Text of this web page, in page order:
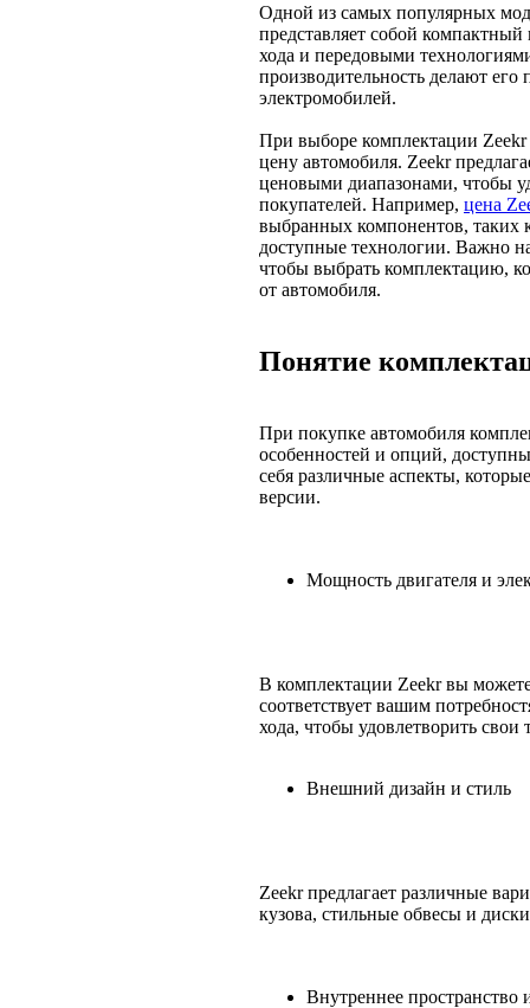
Одной из самых популярных
представляет собой
хода и передовыми
производительность делают
электромобилей.
При выборе комплектации Zeekr
цену автомобиля. Zeekr
ценовыми диапазонами, чтобы
покупателей. Например, цена
выбранных компонентов, таких
доступные технологии. Важно
чтобы выбрать комплектацию,
от автомобиля.
Понятие
При покупке автомобиля
особенностей и опций,
себя различные аспекты,
версии.
Мощность двигателя и
В комплектации Zeekr вы
соответствует вашим
хода, чтобы удовлетворить свои
Внешний дизайн и стиль
Zeekr предлагает различные
кузова, стильные обвесы и
Внутреннее пространство